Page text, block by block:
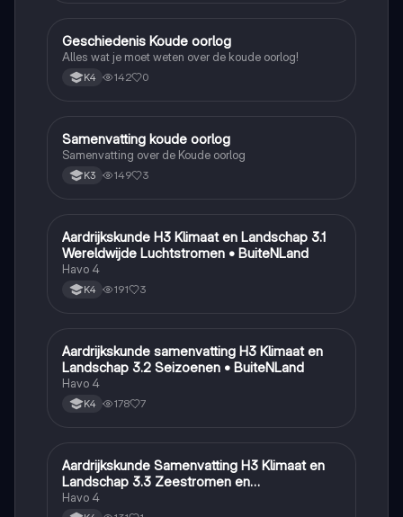
Geschiedenis
Geschiedenis Koude oorlog
Alles wat je moet weten over de koude oorlog!
K4 142 0
Geschiedenis
Samenvatting koude oorlog
Samenvatting over de Koude oorlog
K3 149 3
Aardrijkskunde
Aardrijkskunde H3 Klimaat en Landschap 3.1
Wereldwijde Luchtstromen • BuiteNLand
Havo 4
K4 191 3
Aardrijkskunde
Aardrijkskunde samenvatting H3 Klimaat en
Landschap 3.2 Seizoenen • BuiteNLand
Havo 4
K4 178 7
Aardrijkskunde
Aardrijkskunde Samenvatting H3 Klimaat en
Landschap 3.3 Zeestromen en
Klimaatgebieden • BuiteNLand
Havo 4